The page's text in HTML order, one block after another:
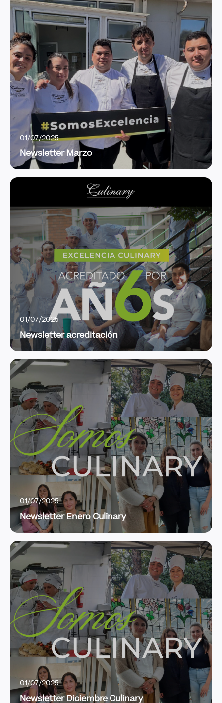
01/07/2025
Newsletter Marzo
01/07/2025
Newsletter acreditación
01/07/2025
Newsletter Enero Culinary
01/07/2025
Newsletter Diciembre Culinary